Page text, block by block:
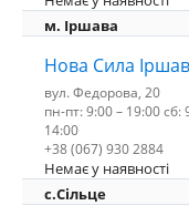
м. Іршава
Нова Сила
вул. Федорова, 20
пн-пт: 9:00 – 19:00 сб:
14:00
+38 (067) 930 2884
Немає у наявності
с.Сільце